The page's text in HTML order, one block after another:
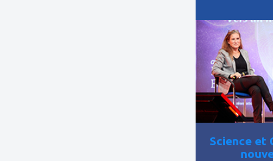
à
mes
favoris
Science et